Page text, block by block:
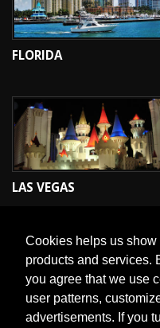
Cookies helps us
products and services.
you agree that we use
user patterns,
advertisements. If you
FLORIDA
LAS VEGAS
More travel guides:I
Los Angeles|Sydney